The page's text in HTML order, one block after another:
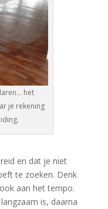
het
je rekening
en dat je niet
te zoeken. Denk
aan het tempo.
is, daarna